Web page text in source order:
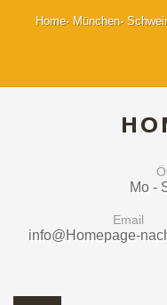
Home München
Mo -
Email
info@Homepage-